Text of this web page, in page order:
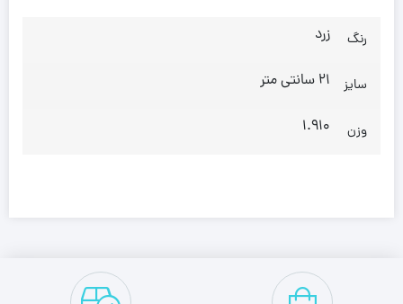
رنگ زرد
سایز 21 سانتی متر
وزن 1.910